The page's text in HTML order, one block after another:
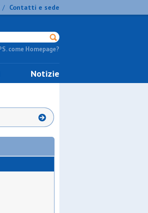
/ Contatti e sede
come Homepage?
Notizie